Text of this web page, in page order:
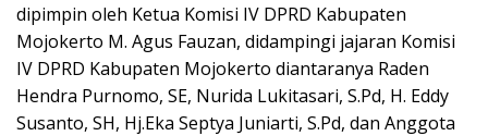
dipimpin oleh Ketua Komisi IV DPRD Kabupaten
Mojokerto M. Agus Fauzan, didampingi jajaran Komisi
IV DPRD Kabupaten Mojokerto diantaranya Raden
Hendra Purnomo, SE, Nurida Lukitasari, S.Pd, H. Eddy
Susanto, SH, Hj.Eka Septya Juniarti, S.Pd, dan Anggota